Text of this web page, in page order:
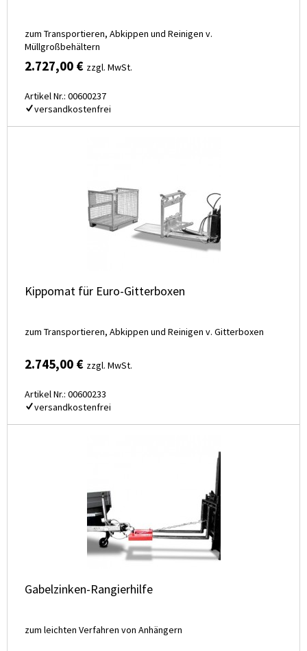
zum Transportieren, Abkippen und Reinigen v.
Müllgroßbehältern
2.727,00 € zzgl. MwSt.
Artikel Nr.: 00600237
versandkostenfrei
Kippomat für Euro-Gitterboxen
zum Transportieren, Abkippen und Reinigen v. Gitterboxen
2.745,00 € zzgl. MwSt.
Artikel Nr.: 00600233
versandkostenfrei
Gabelzinken-Rangierhilfe
zum leichten Verfahren von Anhängern